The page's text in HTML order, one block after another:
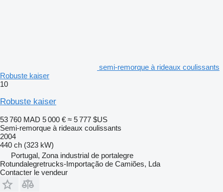
semi-remorque à rideaux coulissants
Robuste kaiser
10
Robuste kaiser
53 760 MAD 5 000 € ≈ 5 777 $US
Semi-remorque à rideaux coulissants
2004
440 ch (323 kW)
Portugal, Zona industrial de portalegre
Rotundalegretrucks-Importação de Camiões, Lda
Contacter le vendeur